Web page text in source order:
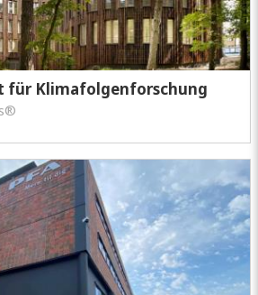
für Klimafolgenforschung